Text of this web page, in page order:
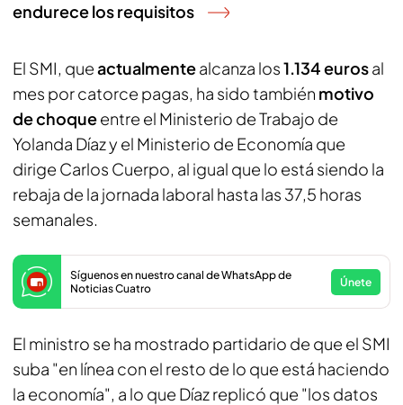
endurece los requisitos
El SMI, queactualmentealcanza los1.134 eurosal
mes por catorce pagas, ha sido también motivo
de choqueentre el Ministerio de Trabajo de
Yolanda Díaz y el Ministerio de Economía que
dirige Carlos Cuerpo, al igual que lo está siendo la
rebaja de la jornada laboral hasta las 37,5 horas
semanales.
Síguenos en nuestro canal de WhatsApp de
Noticias Cuatro
Únete
El ministro se ha mostrado partidario de que el SMI
suba "en línea con el resto de lo que está haciendo
la economía", a lo que Díaz replicó que "los datos